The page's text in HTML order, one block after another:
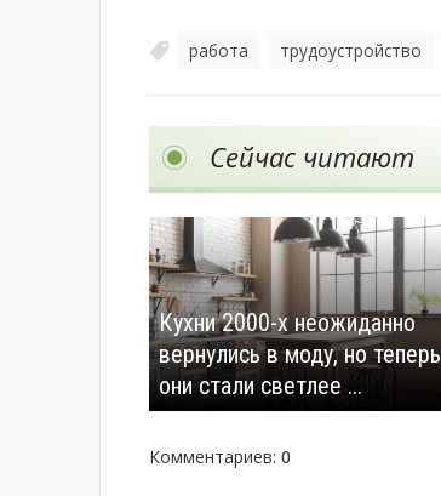
работа трудоустройство
Сейчас читают
Кухни 2000-х неожиданно
вернулись в моду, но теперь
они стали светлее ...
Комментариев: 0